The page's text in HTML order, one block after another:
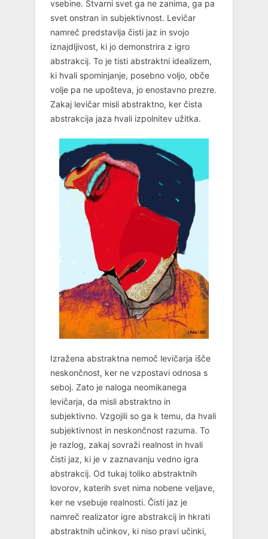
vsebine. Stvarni svet ga ne zanima, ga pa
svet onstran in subjektivnost. Levičar
namreč predstavlja čisti jaz in svojo
iznajdljivost, ki jo demonstrira z igro
abstrakcij. To je tisti abstraktni idealizem,
ki hvali spominjanje, posebno voljo, obče
volje pa ne upošteva, jo enostavno prezre.
Zakaj levičar misli abstraktno, ker čista
abstrakcija jaza hvali izpolnitev užitka.
Izražena abstraktna nemoč levičarja išče
neskončnost, ker ne vzpostavi odnosa s
seboj. Zato je naloga neomikanega
levičarja, da misli abstraktno in
subjektivno. Vzgojili so ga k temu, da hvali
subjektivnost in neskončnost razuma. To
je razlog, zakaj sovraži realnost in hvali
čisti jaz, ki je v zaznavanju vedno igra
abstrakcij. Od tukaj toliko abstraktnih
lovorov, katerih svet nima nobene veljave,
ker ne vsebuje realnosti. Čisti jaz je
namreč realizator igre abstrakcij in hkrati
abstraktnih učinkov, ki niso pravi učinki,